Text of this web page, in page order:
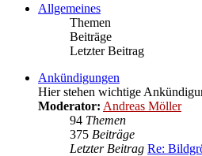
Allgemeines
Themen
Beiträge
Letzter Beitrag
Ankündigungen
Hier stehen wichtige
Moderator: Andreas Möller
94 Themen
375 Beiträge
Letzter Beitrag Re: